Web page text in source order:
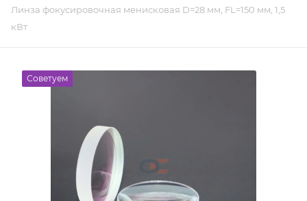
Линза фокусировочная менисковая D=28 мм, FL=150 мм, 1,5
кВт
Советуем